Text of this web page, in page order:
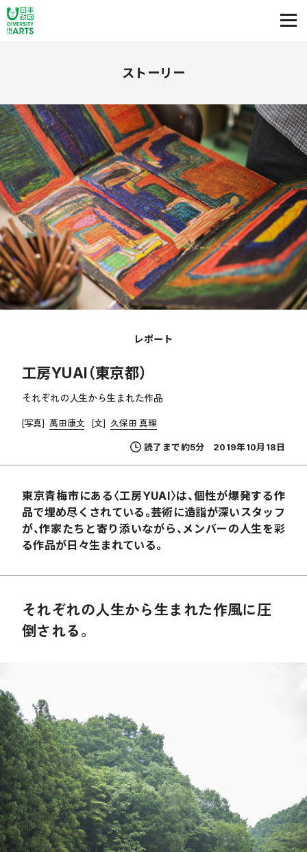
ストーリー
レポート
工房YUAI（東京都）
それぞれの人生から生まれた作品
[写真]萬田康文 [文] 久保田 真理
読了まで約5分 2019年10月18日
東京青梅市にある〈工房YUAI〉は、個性が爆発する作
品で埋め尽くされている。芸術に造詣が深いスタッフ
が、作家たちと寄り添いながら、メンバーの人生を彩
る作品が日々生まれている。
それぞれの人生から生まれた作風に圧
倒される。